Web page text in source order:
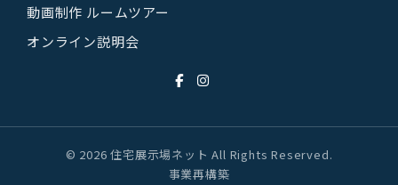
動画制作 ルームツアー
オンライン説明会
© 2026 住宅展示場ネット All Rights Reserved.
事業再構築